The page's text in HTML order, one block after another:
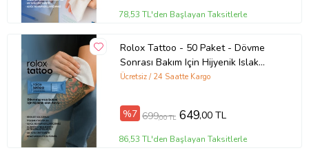
78,53 TL'den Başlayan Taksitlerle
Rolox Tattoo - 50 Paket - Dövme
Sonrası Bakım Için Hijyenik Islak
Havlu
Ücretsiz / 24 Saatte Kargo
%7 699,00 TL 649,00 TL
86,53 TL'den Başlayan Taksitlerle